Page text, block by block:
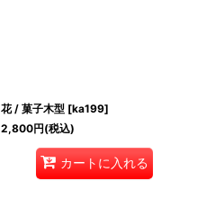
花 / 菓子木型 [ka199]
2,800円(税込)
カートに入れる